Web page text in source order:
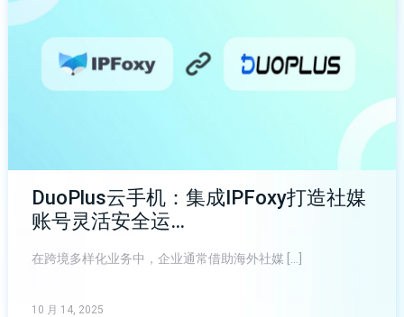
DuoPlus云手机：集成IPFoxy打造社媒
账号灵活安全运…
10 月 14, 2025
在跨境多样化业务中，企业通常借助海外社媒 […]